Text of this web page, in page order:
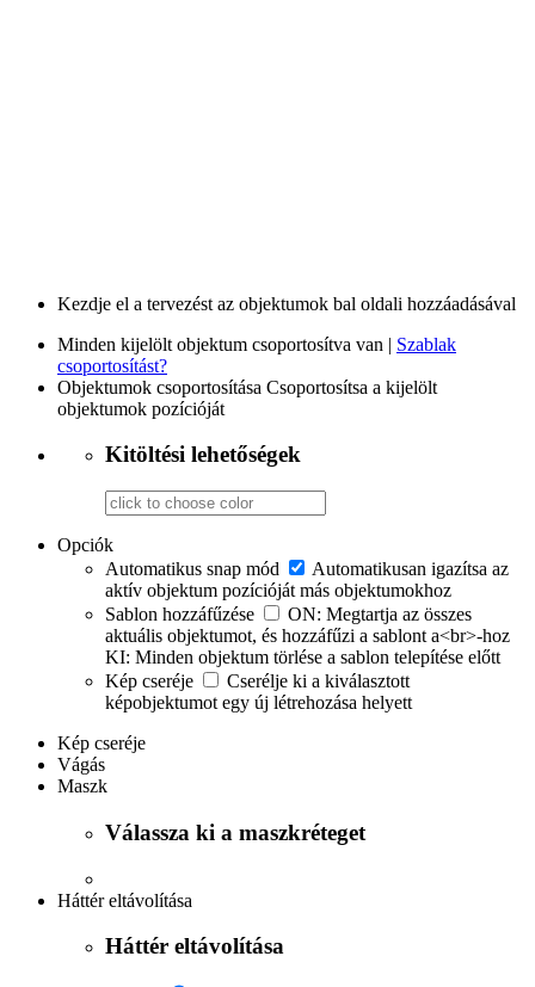
Kezdje el a tervezést az objektumok bal oldali hozzáadásával
Minden kijelölt objektum csoportosítva van | Szablak
csoportosítást?
Objektumok csoportosítása Csoportosítsa a kijelölt
objektumok pozícióját
Kitöltési lehetőségek
Opciók
Automatikus snap mód
Automatikusan igazítsa az
aktív objektum pozícióját más objektumokhoz
Sablon hozzáfűzése
ON: Megtartja az összes
aktuális objektumot, és hozzáfűzi a sablont a<br>-hoz
KI: Minden objektum törlése a sablon telepítése előtt
Kép cseréje
Cserélje ki a kiválasztott
képobjektumot egy új létrehozása helyett
Kép cseréje
Vágás
Maszk
Válassza ki a maszkréteget
Háttér eltávolítása
Háttér eltávolítása